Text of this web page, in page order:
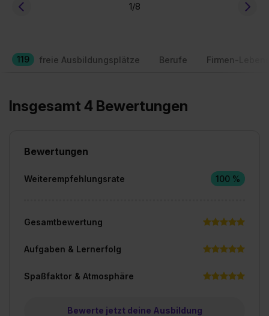
1/8
119 freie Ausbildungsplätze Berufe Firmen-
Insgesamt 4 Bewertungen
Bewertungen
Weiterempfehlungsrate 100 %
Gesamtbewertung
Aufgaben & Lernerfolg
Spaßfaktor & Atmosphäre
Bewerte jetzt deine Ausbildung